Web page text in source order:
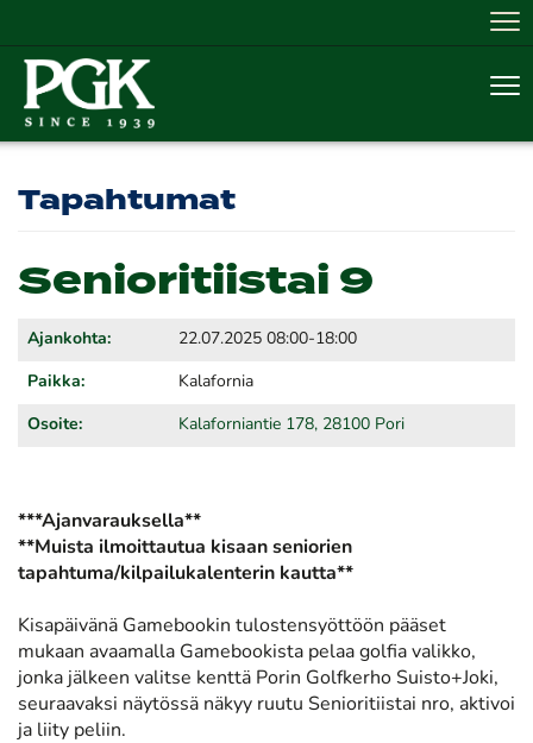
Tapahtumat
Senioritiistai 9
Ajankohta: 22.07.2025 08:00-18:00
Paikka: Kalafornia
Osoite: Kalaforniantie 178, 28100 Pori
***Ajanvarauksella**
**Muista ilmoittautua kisaan seniorien
tapahtuma/kilpailukalenterin kautta**
Kisapäivänä Gamebookin tulostensyöttöön pääset
mukaan avaamalla Gamebookista pelaa golfia valikko,
jonka jälkeen valitse kenttä Porin Golfkerho Suisto+Joki,
seuraavaksi näytössä näkyy ruutu Senioritiistai nro, aktivoi
ja liity peliin.